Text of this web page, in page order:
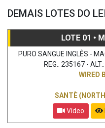
DEMAIS LOTES DO
LOTE 01 •
PURO SANGUE INGLÊS -
REG.: 235167 -
WIRED
SANTÈ
Vídeo